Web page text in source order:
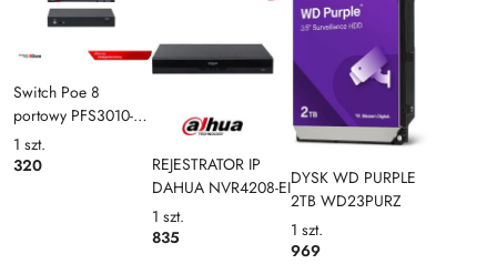
Switch Poe 8
portowy PFS3010-
8ET-96-V2 Dahua
1 szt.
320
REJESTRATOR IP
DAHUA NVR4208-EI
1 szt.
835
DYSK WD PURPLE
2TB WD23PURZ
1 szt.
969